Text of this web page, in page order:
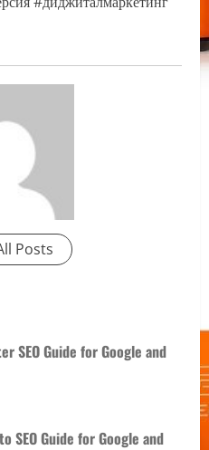
Posts
SEO Guide for Google and
SEO Guide for Google and